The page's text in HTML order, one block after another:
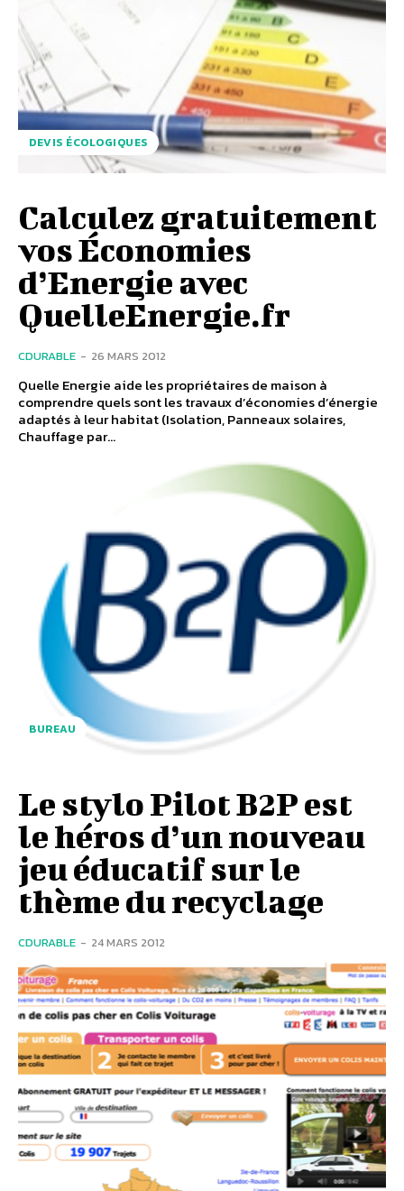
DEVIS ÉCOLOGIQUES
Calculez gratuitement
vos Économies
d’Energie avec
QuelleEnergie.fr
CDURABLE - 26 MARS 2012
Quelle Energie aide les propriétaires de maison à
comprendre quels sont les travaux d’économies d’énergie
adaptés à leur habitat (Isolation, Panneaux solaires,
Chauffage par...
BUREAU
Le stylo Pilot B2P est
le héros d’un nouveau
jeu éducatif sur le
thème du recyclage
CDURABLE - 24 MARS 2012